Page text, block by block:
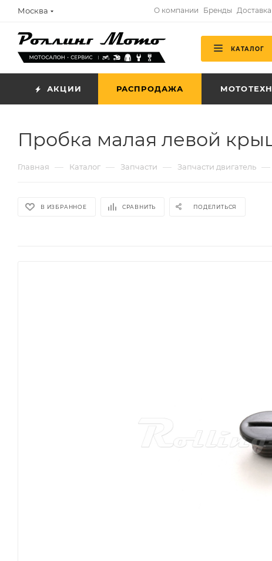
Москва О компании Бренды Доставка
КАТАЛОГ
АКЦИИ РАСПРОДАЖА
Пробка малая левой
Главная — Каталог — Запчасти — Запчасти двигатель —
В ИЗБРАННОЕ СРАВНИТЬ ПОДЕЛИТЬСЯ